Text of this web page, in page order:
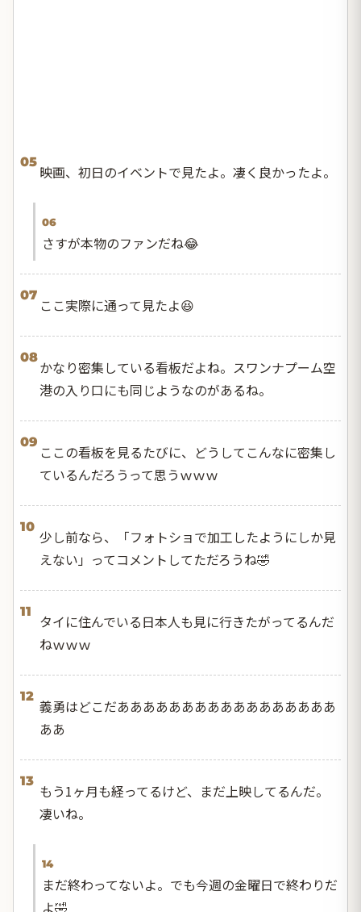
05
映画、初日のイベントで見たよ。凄く良かったよ。
06
さすが本物のファンだね😂
07
ここ実際に通って見たよ😆
08
かなり密集している看板だよね。スワンナプーム空
港の入り口にも同じようなのがあるね。
09
ここの看板を見るたびに、どうしてこんなに密集し
ているんだろうって思うｗｗｗ
10
少し前なら、「フォトショで加工したようにしか見
えない」ってコメントしてただろうね🤣
11
タイに住んでいる日本人も見に行きたがってるんだ
ねｗｗｗ
12
義勇はどこだあああああああああああああああああ
ああ
13
もう1ヶ月も経ってるけど、まだ上映してるんだ。
凄いね。
14
まだ終わってないよ。でも今週の金曜日で終わりだ
よ🤣